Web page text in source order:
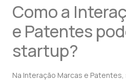
Como a
e Patentes
startup?
Na Interação Marcas e